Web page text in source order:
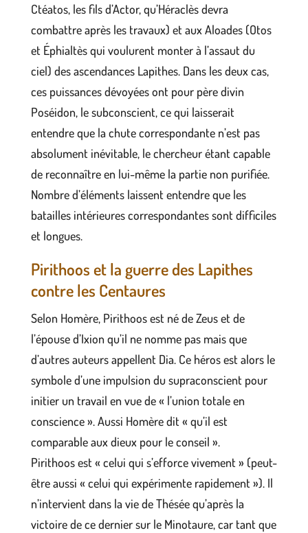
Ctéatos, les fils d’Actor, qu’Héraclès devra
combattre après les travaux) et aux Aloades (Otos
et Éphialtès qui voulurent monter à l’assaut du
ciel) des ascendances Lapithes. Dans les deux cas,
ces puissances dévoyées ont pour père divin
Poséidon, le subconscient, ce qui laisserait
entendre que la chute correspondante n’est pas
absolument inévitable, le chercheur étant capable
de reconnaître en lui-même la partie non purifiée.
Nombre d’éléments laissent entendre que les
batailles intérieures correspondantes sont difficiles
et longues.
Pirithoos et la guerre des Lapithes
contre les Centaures
Selon Homère, Pirithoos est né de Zeus et de
l’épouse d’Ixion qu’il ne nomme pas mais que
d’autres auteurs appellent Dia. Ce héros est alors le
symbole d’une impulsion du supraconscient pour
initier un travail en vue de « l’union totale en
conscience ». Aussi Homère dit « qu’il est
comparable aux dieux pour le conseil ».
Pirithoos est « celui qui s’efforce vivement » (peut-
être aussi « celui qui expérimente rapidement »). Il
n’intervient dans la vie de Thésée qu’après la
victoire de ce dernier sur le Minotaure, car tant que